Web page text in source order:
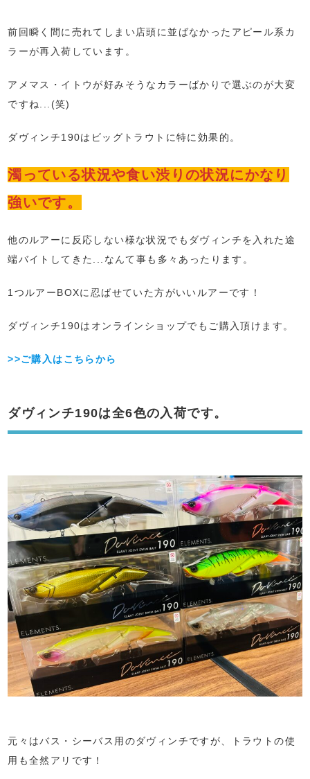
前回瞬く間に売れてしまい店頭に並ばなかったアピール系カ
ラーが再入荷しています。
アメマス・イトウが好みそうなカラーばかりで選ぶのが大変
ですね...(笑)
ダヴィンチ190はビッグトラウトに特に効果的。
濁っている状況や食い渋りの状況にかなり
強いです。
他のルアーに反応しない様な状況でもダヴィンチを入れた途
端バイトしてきた...なんて事も多々あったります。
1つルアーBOXに忍ばせていた方がいいルアーです！
ダヴィンチ190はオンラインショップでもご購入頂けます。
>>ご購入はこちらから
ダヴィンチ190は全6色の入荷です。
元々はバス・シーバス用のダヴィンチですが、トラウトの使
用も全然アリです！